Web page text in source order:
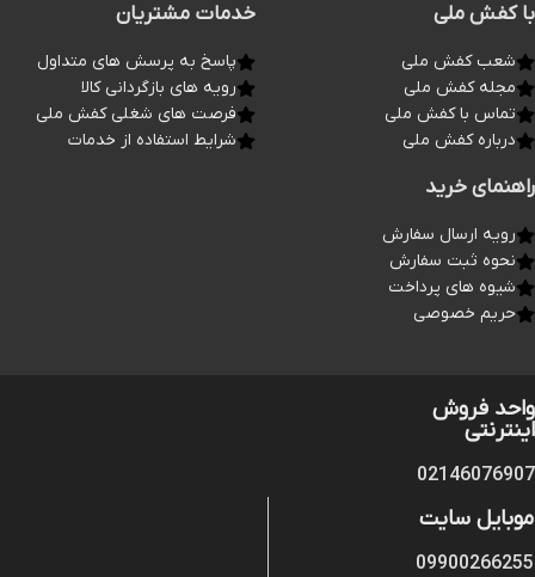
با کفش ملی
شعب کفش ملی
مجله کفش ملی
تماس با کفش ملی
درباره کفش ملی
خدمات مشتریان
پاسخ به پرسش های متداول
رویه های بازگردانی کالا
فرصت های شغلی کفش ملی
شرایط استفاده از خدمات
راهنمای خرید
رویه ارسال سفارش
نحوه ثبت سفارش
شیوه های پرداخت
حریم خصوصی
واحد فروش
اینترنتی
02146076907
موبایل سایت
09900266255